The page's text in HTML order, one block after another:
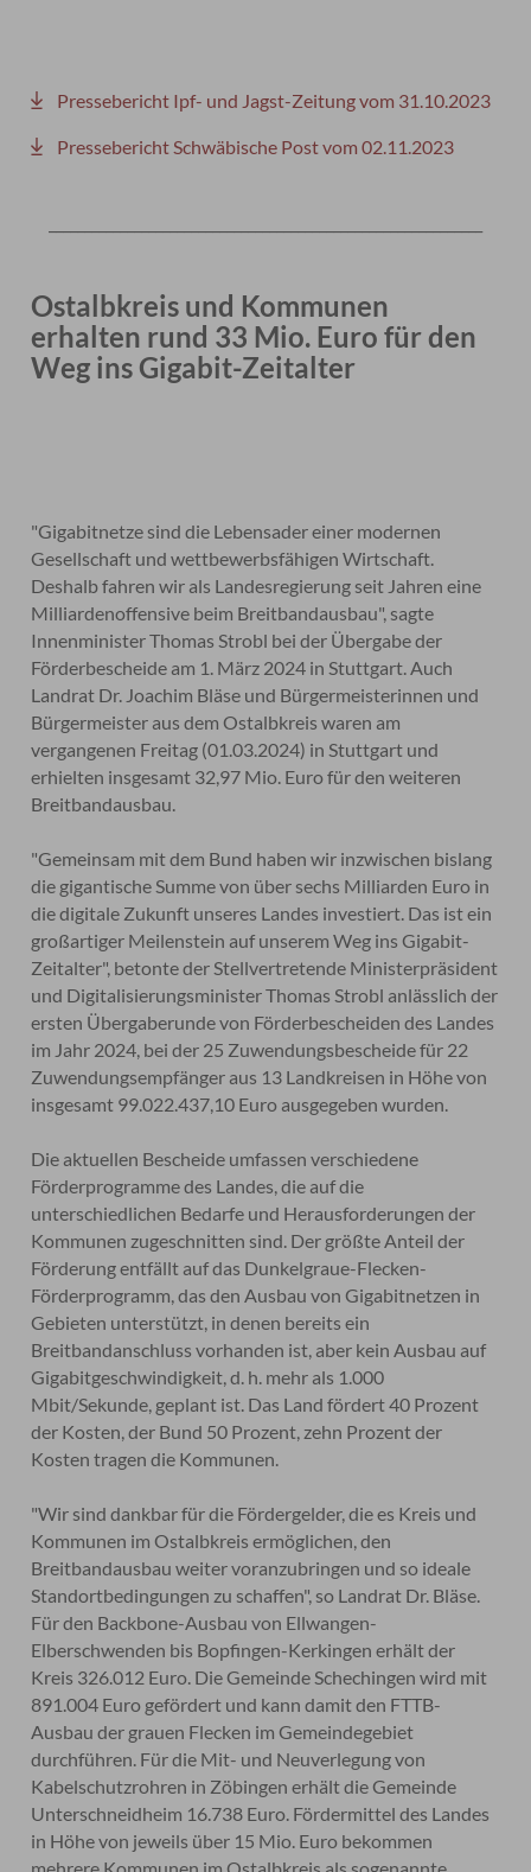
Pressebericht Ipf- und Jagst-Zeitung vom 31.10.2023
Pressebericht Schwäbische Post vom 02.11.2023
Ostalbkreis und Kommunen
erhalten rund 33 Mio. Euro für den
Weg ins Gigabit-Zeitalter
"Gigabitnetze sind die Lebensader einer modernen
Gesellschaft und wettbewerbsfähigen Wirtschaft.
Deshalb fahren wir als Landesregierung seit Jahren eine
Milliardenoffensive beim Breitbandausbau", sagte
Innenminister Thomas Strobl bei der Übergabe der
Förderbescheide am 1. März 2024 in Stuttgart. Auch
Landrat Dr. Joachim Bläse und Bürgermeisterinnen und
Bürgermeister aus dem Ostalbkreis waren am
vergangenen Freitag (01.03.2024) in Stuttgart und
erhielten insgesamt 32,97 Mio. Euro für den weiteren
Breitbandausbau.
"Gemeinsam mit dem Bund haben wir inzwischen bislang
die gigantische Summe von über sechs Milliarden Euro in
die digitale Zukunft unseres Landes investiert. Das ist ein
großartiger Meilenstein auf unserem Weg ins Gigabit-
Zeitalter", betonte der Stellvertretende Ministerpräsident
und Digitalisierungsminister Thomas Strobl anlässlich der
ersten Übergaberunde von Förderbescheiden des Landes
im Jahr 2024, bei der 25 Zuwendungsbescheide für 22
Zuwendungsempfänger aus 13 Landkreisen in Höhe von
insgesamt 99.022.437,10 Euro ausgegeben wurden.
Die aktuellen Bescheide umfassen verschiedene
Förderprogramme des Landes, die auf die
unterschiedlichen Bedarfe und Herausforderungen der
Kommunen zugeschnitten sind. Der größte Anteil der
Förderung entfällt auf das Dunkelgraue-Flecken-
Förderprogramm, das den Ausbau von Gigabitnetzen in
Gebieten unterstützt, in denen bereits ein
Breitbandanschluss vorhanden ist, aber kein Ausbau auf
Gigabitgeschwindigkeit, d. h. mehr als 1.000
Mbit/Sekunde, geplant ist. Das Land fördert 40 Prozent
der Kosten, der Bund 50 Prozent, zehn Prozent der
Kosten tragen die Kommunen.
"Wir sind dankbar für die Fördergelder, die es Kreis und
Kommunen im Ostalbkreis ermöglichen, den
Breitbandausbau weiter voranzubringen und so ideale
Standortbedingungen zu schaffen", so Landrat Dr. Bläse.
Für den Backbone-Ausbau von Ellwangen-
Elberschwenden bis Bopfingen-Kerkingen erhält der
Kreis 326.012 Euro. Die Gemeinde Schechingen wird mit
891.004 Euro gefördert und kann damit den FTTB-
Ausbau der grauen Flecken im Gemeindegebiet
durchführen. Für die Mit- und Neuverlegung von
Kabelschutzrohren in Zöbingen erhält die Gemeinde
Unterschneidheim 16.738 Euro. Fördermittel des Landes
in Höhe von jeweils über 15 Mio. Euro bekommen